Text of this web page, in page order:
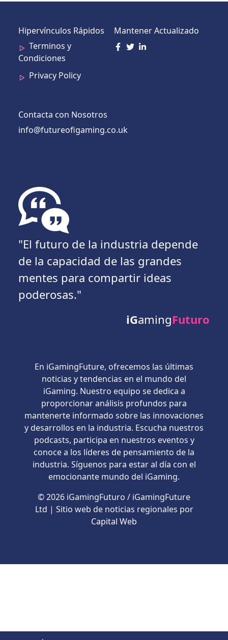
Hipervínculos Rápidos
Terminos y
Condiciones
Privacy Policy
Mantener Actualizado
Contacta con Nosotros
info@futureofigaming.co.uk
"El futuro de la industria depende
de la capacidad de las grandes
mentes para compartir ideas
poderosas."
iGamingFuturo
En iGamingFuture, ofrecemos las últimas
noticias y tendencias en el mundo del
iGaming. Nuestro equipo se dedica a
proporcionar análisis profundos para
mantenerte informado sobre las innovaciones
y desarrollos en la industria. Escucha nuestros
podcasts, participa en nuestros eventos y
conoce a los líderes de pensamiento de la
industria. Síguenos para estar al día con el
emocionante mundo del iGaming.
© 2026 iGamingFuturo / iGamingFuture
Ltd | Sitio web de noticias regionales por
Capital Web